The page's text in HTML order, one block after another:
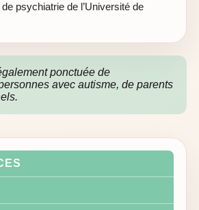
psychiatrie de l’Université de
ponctuée de
avec autisme, de parents